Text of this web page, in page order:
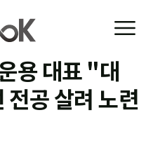
용 대표 "대
공 살려 노련